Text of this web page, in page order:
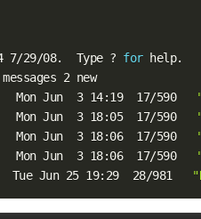
7/29/08.  Type ?
for help.
2 new
Mon Jun  3 14:19  17/590
Mon Jun  3 18:05  17/590
Mon Jun  3 18:06  17/590
Mon Jun  3 18:06  17/590
Jun 25 19:29  28/981